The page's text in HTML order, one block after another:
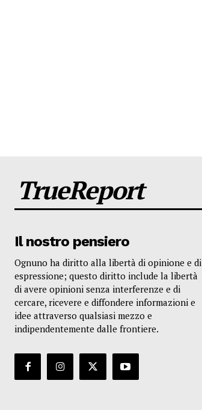
TrueReport
Il nostro pensiero
Ognuno ha diritto alla libertà di opinione e di
espressione; questo diritto include la libertà
di avere opinioni senza interferenze e di
cercare, ricevere e diffondere informazioni e
idee attraverso qualsiasi mezzo e
indipendentemente dalle frontiere.